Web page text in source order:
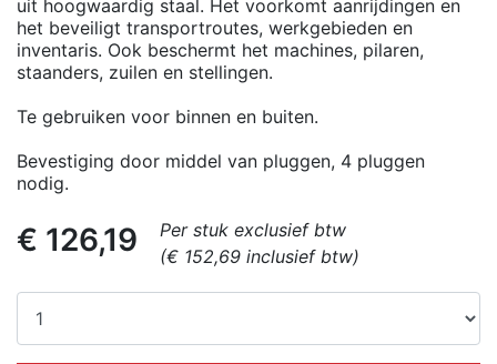
uit hoogwaardig staal. Het voorkomt aanrijdingen en
het beveiligt transportroutes, werkgebieden en
inventaris. Ook beschermt het machines, pilaren,
staanders, zuilen en stellingen.
Te gebruiken voor binnen en buiten.
Bevestiging door middel van pluggen, 4 pluggen
nodig.
€ 126,19
Per stuk exclusief btw
(€ 152,69 inclusief btw)